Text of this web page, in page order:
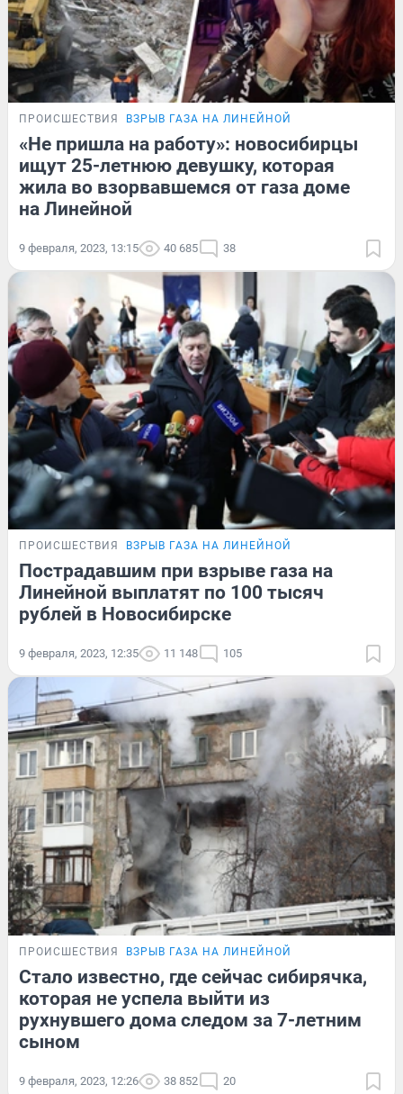
ПРОИСШЕСТВИЯ ВЗРЫВ ГАЗА НА ЛИНЕЙНОЙ
«Не пришла на работу»: новосибирцы
ищут 25-летнюю девушку, которая
жила во взорвавшемся от газа доме
на Линейной
9 февраля, 2023, 13:15 40 685 38
ПРОИСШЕСТВИЯ ВЗРЫВ ГАЗА НА ЛИНЕЙНОЙ
Пострадавшим при взрыве газа на
Линейной выплатят по 100 тысяч
рублей в Новосибирске
9 февраля, 2023, 12:35 11 148 105
ПРОИСШЕСТВИЯ ВЗРЫВ ГАЗА НА ЛИНЕЙНОЙ
Стало известно, где сейчас сибирячка,
которая не успела выйти из
рухнувшего дома следом за 7-летним
сыном
9 февраля, 2023, 12:26 38 852 20